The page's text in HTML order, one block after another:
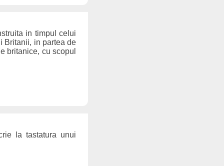
in timpul celui
Britanii, in partea de
britanice, cu scopul
la tastatura unui